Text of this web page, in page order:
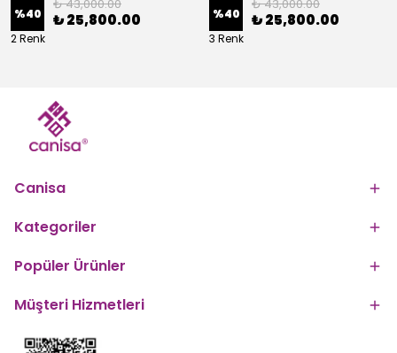
%40
₺ 43,000.00
₺ 25,800.00
2 Renk
%40
₺ 43,000.00
₺ 25,800.00
3 Renk
Canisa
Kategoriler
Popüler Ürünler
Müşteri Hizmetleri